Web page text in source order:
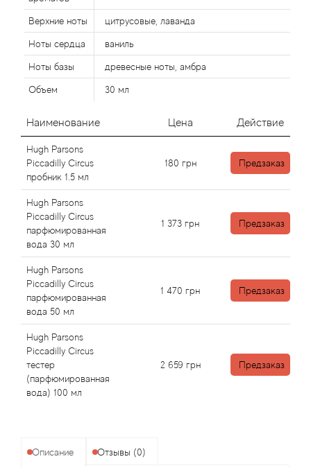
Верхние ноты цитрусовые, лаванда
Ноты сердца ваниль
Ноты базы древесные ноты, амбра
Объем 30 мл
Наименование Цена Действие
Hugh Parsons
Piccadilly Circus
пробник 1.5 мл
180 грн Предзаказ
Hugh Parsons
Piccadilly Circus
парфюмированная
вода 30 мл
1 373 грн Предзаказ
Hugh Parsons
Piccadilly Circus
парфюмированная
вода 50 мл
1 470 грн Предзаказ
Hugh Parsons
Piccadilly Circus
тестер
(парфюмированная
вода) 100 мл
2 659 грн Предзаказ
Описание Отзывы (0)
Alexandre J
Alfred Dunhill
Alyson Oldoini
Alyssa Ashley
American Crew
Amouage
Amouroud
Andre L'Arom
Angel Schlesser
Anima Mundi
Anna Sui